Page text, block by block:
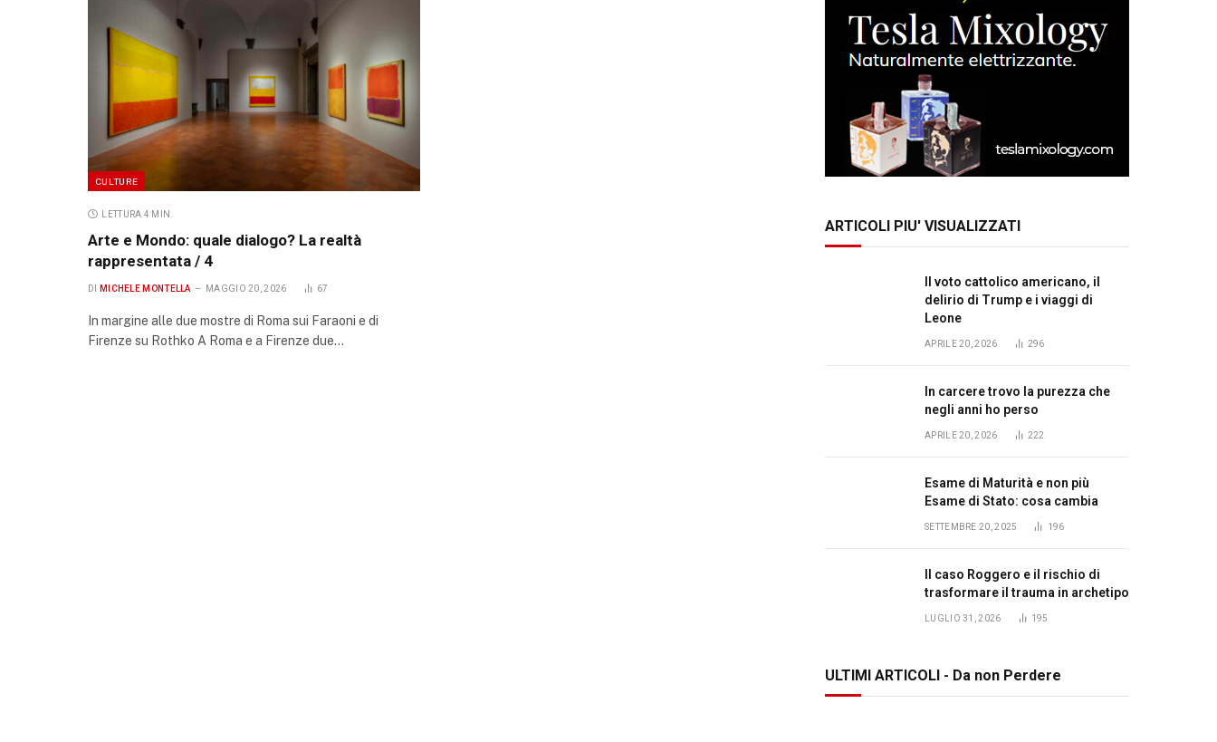
CULTURE
LETTURA 4 MIN.
Arte e Mondo: quale dialogo? La realtà
rappresentata / 4
DI MICHELE MONTELLA MAGGIO 20, 2026 67
In margine alle due mostre di Roma sui Faraoni e di
Firenze su Rothko A Roma e a Firenze due…
ARTICOLI PIU' VISUALIZZATI
Il voto cattolico americano, il
delirio di Trump e i viaggi di
Leone
APRILE 20, 2026 296
In carcere trovo la purezza che
negli anni ho perso
APRILE 20, 2026 222
Esame di Maturità e non più
Esame di Stato: cosa cambia
SETTEMBRE 20, 2025 196
Il caso Roggero e il rischio di
trasformare il trauma in archetipo
LUGLIO 31, 2026 195
ULTIMI ARTICOLI - Da non Perdere